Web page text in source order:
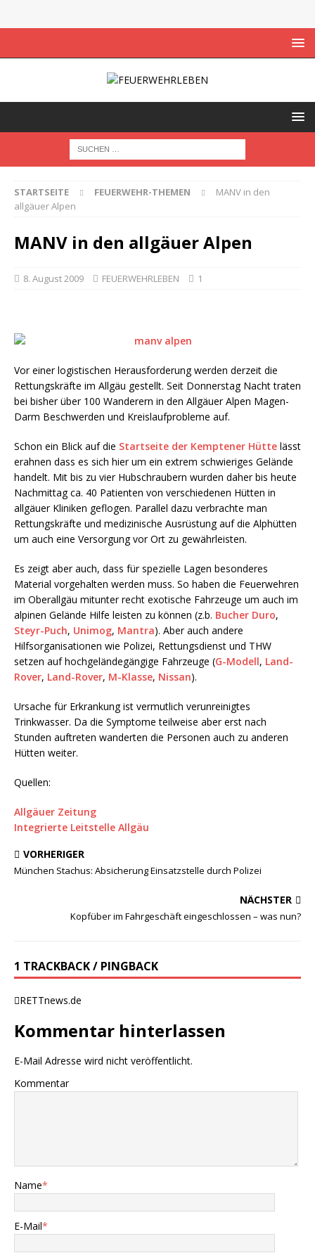
STARTSEITE FEUERWEHR-THEMEN
MANV in den
allgäuer Alpen
MANV in den allgäuer Alpen
8. August 2009 FEUERWEHRLEBEN 1
Vor einer logistischen Herausforderung werden derzeit die
Rettungskräfte im Allgäu gestellt. Seit Donnerstag Nacht traten
bei bisher über 100 Wanderern in den Allgäuer Alpen Magen-
Darm Beschwerden und Kreislaufprobleme auf.
Schon ein Blick auf die Startseite der Kemptener Hütte lässt
erahnen dass es sich hier um ein extrem schwieriges Gelände
handelt. Mit bis zu vier Hubschraubern wurden daher bis heute
Nachmittag ca. 40 Patienten von verschiedenen Hütten in
allgäuer Kliniken geflogen. Parallel dazu verbrachte man
Rettungskräfte und medizinische Ausrüstung auf die Alphütten
um auch eine Versorgung vor Ort zu gewährleisten.
Es zeigt aber auch, dass für spezielle Lagen besonderes
Material vorgehalten werden muss. So haben die Feuerwehren
im Oberallgäu mitunter recht exotische Fahrzeuge um auch im
alpinen Gelände Hilfe leisten zu können (z.b. Bucher Duro,
Steyr-Puch, Unimog, Mantra). Aber auch andere
Hilfsorganisationen wie Polizei, Rettungsdienst und THW
setzen auf hochgeländegängige Fahrzeuge (G-Modell, Land-
Rover, Land-Rover, M-Klasse, Nissan).
Ursache für Erkrankung ist vermutlich verunreinigtes
Trinkwasser. Da die Symptome teilweise aber erst nach
Stunden auftreten wanderten die Personen auch zu anderen
Hütten weiter.
Quellen:
Allgäuer Zeitung
Integrierte Leitstelle Allgäu
VORHERIGER
München Stachus: Absicherung Einsatzstelle durch Polizei
NÄCHSTER
Kopfüber im Fahrgeschäft eingeschlossen – was nun?
1 TRACKBACK / PINGBACK
RETTnews.de
Kommentar hinterlassen
E-Mail Adresse wird nicht veröffentlicht.
Kommentar
Name*
E-Mail*